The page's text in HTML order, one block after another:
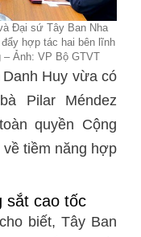
Đại sứ Tây Ban Nha
hợp tác hai bên lĩnh
Ảnh: VP Bộ GTVT
Huy vừa có
Pilar Méndez
quyền Cộng
về tiềm năng hợp
sắt cao tốc
biết, Tây Ban